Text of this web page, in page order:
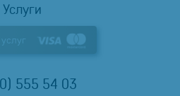
Услуги
555 54 03